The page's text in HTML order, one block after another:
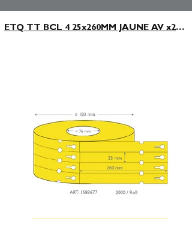
ETQ TT BCL 4 25x260MM JAUNE AV x2000